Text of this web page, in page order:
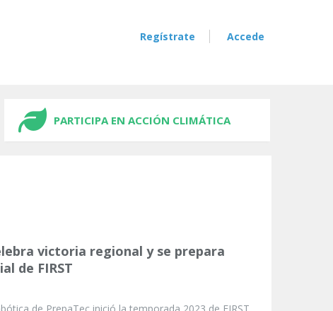
Regístrate Accede
PARTICIPA EN ACCIÓN CLIMÁTICA
victoria regional y se prepara
de FIRST